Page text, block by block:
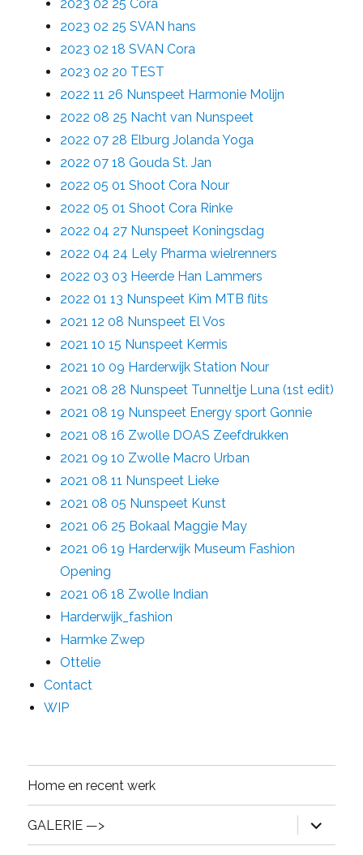
2023 02 25 Cora
2023 02 25 SVAN hans
2023 02 18 SVAN Cora
2023 02 20 TEST
2022 11 26 Nunspeet Harmonie Molijn
2022 08 25 Nacht van Nunspeet
2022 07 28 Elburg Jolanda Yoga
2022 07 18 Gouda St. Jan
2022 05 01 Shoot Cora Nour
2022 05 01 Shoot Cora Rinke
2022 04 27 Nunspeet Koningsdag
2022 04 24 Lely Pharma wielrenners
2022 03 03 Heerde Han Lammers
2022 01 13 Nunspeet Kim MTB flits
2021 12 08 Nunspeet El Vos
2021 10 15 Nunspeet Kermis
2021 10 09 Harderwijk Station Nour
2021 08 28 Nunspeet Tunneltje Luna (1st edit)
2021 08 19 Nunspeet Energy sport Gonnie
2021 08 16 Zwolle DOAS Zeefdrukken
2021 09 10 Zwolle Macro Urban
2021 08 11 Nunspeet Lieke
2021 08 05 Nunspeet Kunst
2021 06 25 Bokaal Maggie May
2021 06 19 Harderwijk Museum Fashion
Opening
2021 06 18 Zwolle Indian
Harderwijk_fashion
Harmke Zwep
Ottelie
Contact
WIP
Home en recent werk
GALERIE —>
expand
child
menu